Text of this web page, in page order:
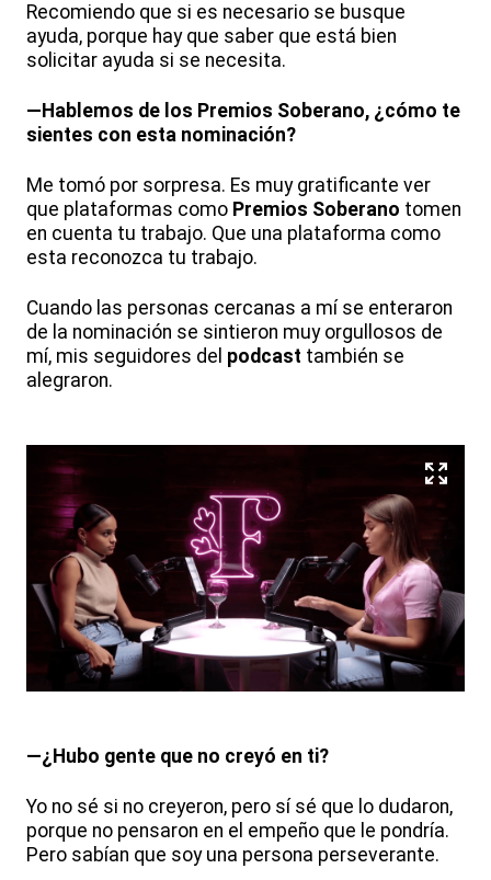
Recomiendo que si es necesario se busque
ayuda, porque hay que saber que está bien
solicitar ayuda si se necesita.
—Hablemos de los Premios Soberano, ¿cómo te
sientes con esta nominación?
Me tomó por sorpresa. Es muy gratificante ver
que plataformas como Premios Soberano tomen
en cuenta tu trabajo. Que una plataforma como
esta reconozca tu trabajo.
Cuando las personas cercanas a mí se enteraron
de la nominación se sintieron muy orgullosos de
mí, mis seguidores del podcast también se
alegraron.
—¿Hubo gente que no creyó en ti?
Yo no sé si no creyeron, pero sí sé que lo dudaron,
porque no pensaron en el empeño que le pondría.
Pero sabían que soy una persona perseverante.